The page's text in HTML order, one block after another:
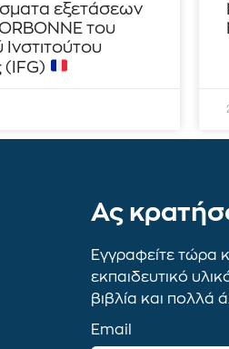
εξετάσεων
του
Ινστιτούτου
(IFG)
Ας
Εγγραφείτε τώρα
εκπαιδευτικό
βιβλία και πολλά
Email